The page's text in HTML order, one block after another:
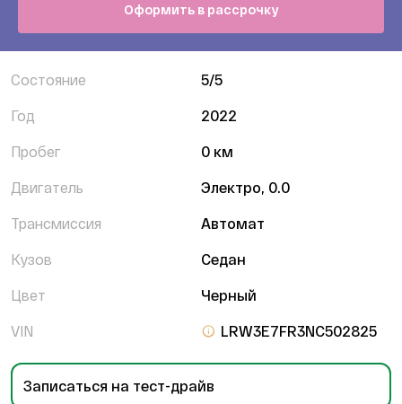
Состояние 5/5
Год 2022
Пробег 0 км
Двигатель Электро, 0.0
Трансмиссия Автомат
Кузов Седан
Цвет Черный
VIN LRW3E7FR3NC502825
Записаться на тест-драйв
Оформить в рассрочку